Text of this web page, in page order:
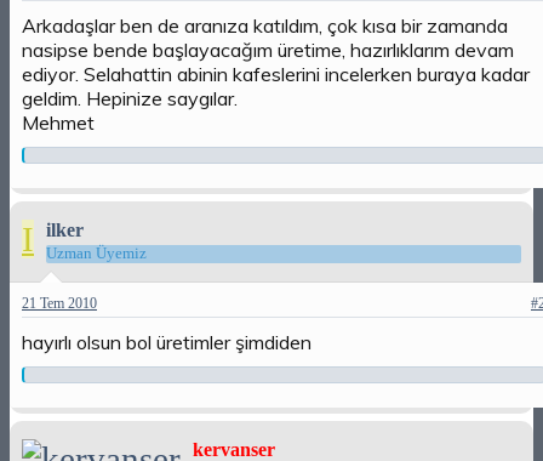
Arkadaşlar ben de aranıza katıldım, çok kısa bir zamanda
nasipse bende başlayacağım üretime, hazırlıklarım devam
ediyor. Selahattin abinin kafeslerini incelerken buraya kadar
geldim. Hepinize saygılar.
Mehmet
I ilker
Uzman Üyemiz
21 Tem 2010
hayırlı olsun bol üretimler şimdiden
kervanser